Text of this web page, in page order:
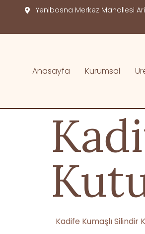
Yenibosna Merkez Mahallesi
Anasayfa Kurumsal
Kadife Kumaşlı Silindir